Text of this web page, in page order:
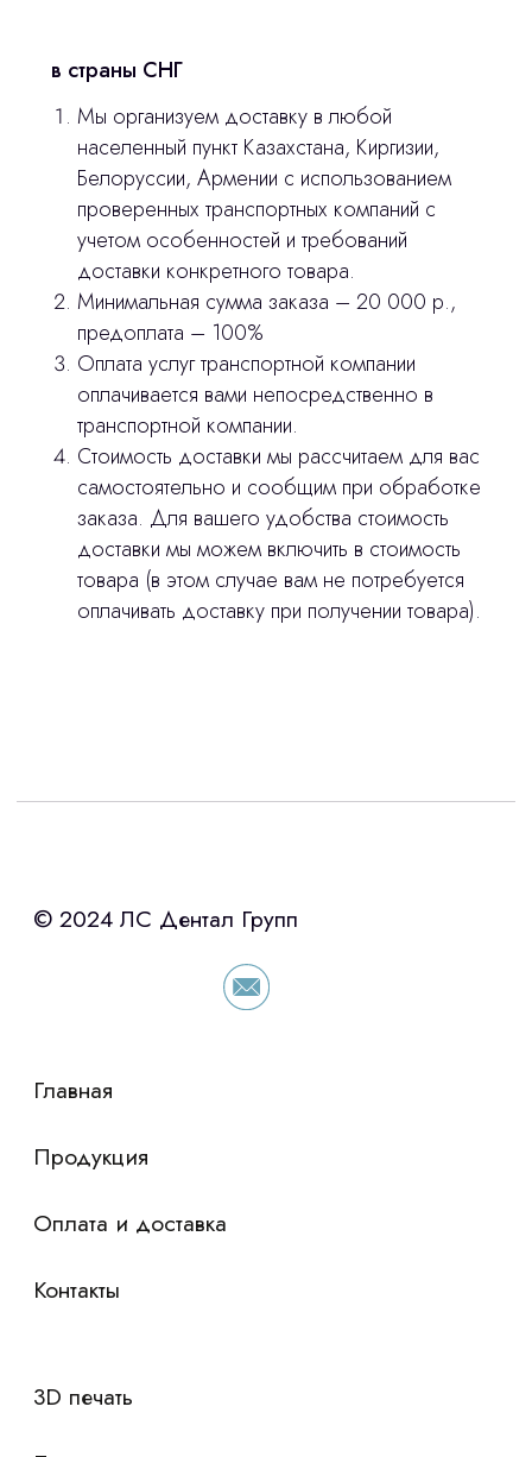
в страны СНГ
Мы организуем доставку в любой
населенный пункт Казахстана, Киргизии,
Белоруссии, Армении с использованием
проверенных транспортных компаний с
учетом особенностей и требований
доставки конкретного товара.
Минимальная сумма заказа – 20 000 р.,
предоплата – 100%
Оплата услуг транспортной компании
оплачивается вами непосредственно в
транспортной компании.
Стоимость доставки мы рассчитаем для вас
самостоятельно и сообщим при обработке
заказа. Для вашего удобства стоимость
доставки мы можем включить в стоимость
товара (в этом случае вам не потребуется
оплачивать доставку при получении товара).
Интересует лизинг?
«Уралпромлизинг» подберем выгодные
условия по лизингу оборудования,
просто оставьте контакты чтобы мы
сориентировали по условиям
сделано
Изготовление хирургических шаблонов
Политика конфиденциальности